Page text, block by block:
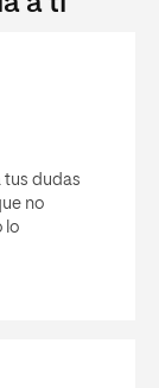
tus dudas
no
lo